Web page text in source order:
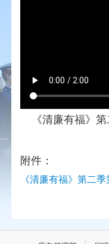
《清廉有福》
附件：
《清廉有福》第二